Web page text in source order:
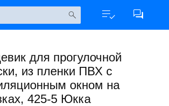
для прогулочной
из пленки ПВХ с
окном на
425-5 Юкка